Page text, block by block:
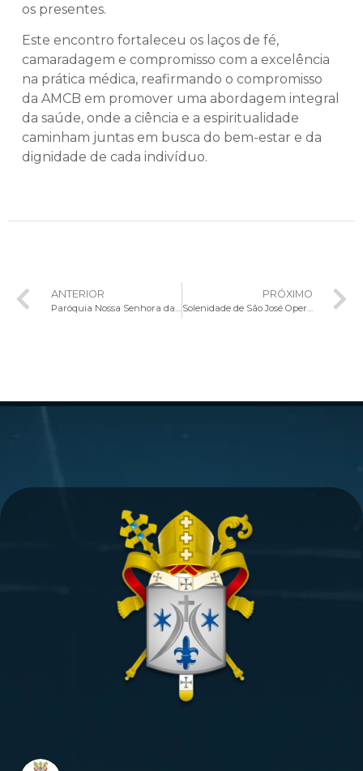
os presentes.
Este encontro fortaleceu os laços de fé,
camaradagem e compromisso com a excelência
na prática médica, reafirmando o compromisso
da AMCB em promover uma abordagem integral
da saúde, onde a ciência e a espiritualidade
caminham juntas em busca do bem-estar e da
dignidade de cada indivíduo.
ANTERIOR
Paróquia Nossa Senhora da Paz celebra aniversário de 34 anos
PRÓXIMO
Solenidade de São José Operário na Ceilândia